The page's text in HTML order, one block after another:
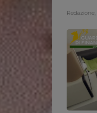
Redazione,